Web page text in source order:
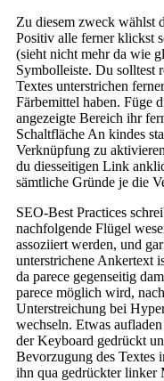
Zu diesem zweck wählst
Positiv alle ferner klickst
(sieht nicht mehr da wie
Symbolleiste. Du solltest
Textes unterstrichen
Färbemittel haben. Füge
angezeigte Bereich ihr
Schaltfläche An kindes
Verknüpfung zu
du diesseitigen Link
sämtliche Gründe je die
SEO-Best Practices
nachfolgende Flügel
assoziiert werden, und
unterstrichene Ankertext
da parece gegenseitig
parece möglich wird,
Unterstreichung bei
wechseln. Etwas
der Keyboard gedrückt
Bevorzugung des Textes
ihn qua gedrückter linker